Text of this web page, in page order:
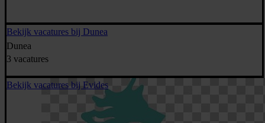
Dunea
3 vacatures
Bekijk vacatures bij Dunea
Bekijk vacatures bij Evides